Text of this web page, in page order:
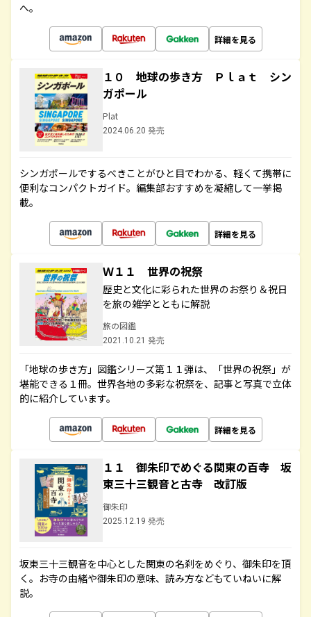
へ。
詳細を見る
１０ 地球の歩き方 Ｐｌａｔ シン
ガポール
Plat
2024.06.20 発売
シンガポールでするべきことがひと目でわかる、軽くて携帯に
便利なコンパクトガイド。編集部おすすめを凝縮して一挙掲
載。
詳細を見る
Ｗ１１ 世界の祝祭
歴史と文化に彩られた世界のお祭り＆祝日
を旅の雑学とともに解説
旅の図鑑
2021.10.21 発売
「地球の歩き方」図鑑シリーズ第１１弾は、「世界の祝祭」が
堪能できる１冊。世界各地の多彩な祝祭を、記事と写真で立体
的に紹介しています。
詳細を見る
１１ 御朱印でめぐる関東の百寺 坂
東三十三観音と古寺 改訂版
御朱印
2025.12.19 発売
坂東三十三観音を中心とした関東の名刹をめぐり、御朱印を頂
く。お寺の由緒や御朱印の意味、読み方などもていねいに解
説。